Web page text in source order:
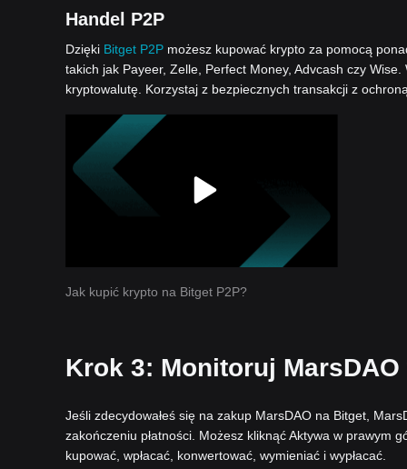
Handel P2P
Dzięki Bitget P2P możesz kupować krypto za pomocą
takich jak Payeer, Zelle, Perfect Money, Advcash czy
kryptowalutę. Korzystaj z bezpiecznych transakcji z
Jak kupić krypto na Bitget P2P?
Krok 3: Monitoruj
Jeśli zdecydowałeś się na zakup MarsDAO na Bitget,
zakończeniu płatności. Możesz kliknąć Aktywa w prawym
kupować, wpłacać, konwertować, wymieniać i wypłacać.